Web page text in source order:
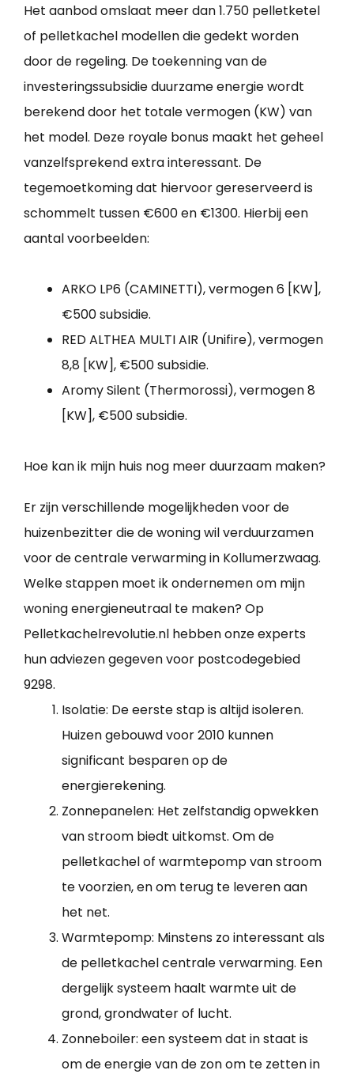
Het aanbod omslaat meer dan 1.750 pelletketel
of pelletkachel modellen die gedekt worden
door de regeling. De toekenning van de
investeringssubsidie duurzame energie wordt
berekend door het totale vermogen (KW) van
het model. Deze royale bonus maakt het geheel
vanzelfsprekend extra interessant. De
tegemoetkoming dat hiervoor gereserveerd is
schommelt tussen €600 en €1300. Hierbij een
aantal voorbeelden:
ARKO LP6 (CAMINETTI), vermogen 6 [KW],
€500 subsidie.
RED ALTHEA MULTI AIR (Unifire), vermogen
8,8 [KW], €500 subsidie.
Aromy Silent (Thermorossi), vermogen 8
[KW], €500 subsidie.
Hoe kan ik mijn huis nog meer duurzaam maken?
Er zijn verschillende mogelijkheden voor de
huizenbezitter die de woning wil verduurzamen
voor de centrale verwarming in Kollumerzwaag.
Welke stappen moet ik ondernemen om mijn
woning energieneutraal te maken? Op
Pelletkachelrevolutie.nl hebben onze experts
hun adviezen gegeven voor postcodegebied
9298.
Isolatie: De eerste stap is altijd isoleren.
Huizen gebouwd voor 2010 kunnen
significant besparen op de
energierekening.
Zonnepanelen: Het zelfstandig opwekken
van stroom biedt uitkomst. Om de
pelletkachel of warmtepomp van stroom
te voorzien, en om terug te leveren aan
het net.
Warmtepomp: Minstens zo interessant als
de pelletkachel centrale verwarming. Een
dergelijk systeem haalt warmte uit de
grond, grondwater of lucht.
Zonneboiler: een systeem dat in staat is
om de energie van de zon om te zetten in